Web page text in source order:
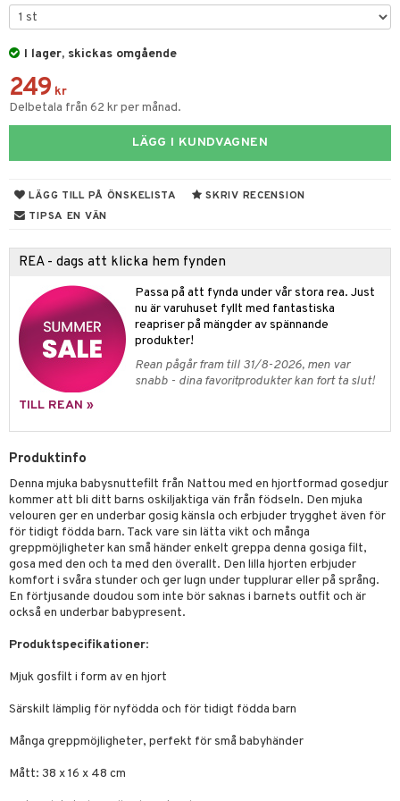
I lager, skickas omgående
249 kr
Delbetala från 62 kr per månad.
LÄGG I KUNDVAGNEN
LÄGG TILL PÅ ÖNSKELISTA
SKRIV RECENSION
TIPSA EN VÄN
REA - dags att klicka hem fynden
Passa på att fynda under vår stora rea. Just
nu är varuhuset fyllt med fantastiska
reapriser på mängder av spännande
produkter!
Rean pågår fram till 31/8-2026, men var
snabb - dina favoritprodukter kan fort ta slut!
TILL REAN »
Produktinfo
Denna mjuka babysnuttefilt från Nattou med en hjortformad gosedjur
kommer att bli ditt barns oskiljaktiga vän från födseln. Den mjuka
velouren ger en underbar gosig känsla och erbjuder trygghet även för
för tidigt födda barn. Tack vare sin lätta vikt och många
greppmöjligheter kan små händer enkelt greppa denna gosiga filt,
gosa med den och ta med den överallt. Den lilla hjorten erbjuder
komfort i svåra stunder och ger lugn under tupplurar eller på språng.
En förtjusande doudou som inte bör saknas i barnets outfit och är
också en underbar babypresent.
Produktspecifikationer:
Mjuk gosfilt i form av en hjort
Särskilt lämplig för nyfödda och för tidigt födda barn
Många greppmöjligheter, perfekt för små babyhänder
Mått: 38 x 16 x 48 cm
& Tillbehör
& Solhattar
& UV-kläder
& Strumpor
gå vagnar
Builder
Pet Shop
- Forntidsdjur
- Hästar
Wild Life
Zhu Pets
Born
Prinsessor
Dollhouse
Friends
Barn
Love
Stockholm
Hoppetossa
Villa Villerkulla
& Gungdjur
Åberg
Prinsessor
Gris
Potter
Kitty
Bluey
City
Classic
Creator
Disney
Disney Princess
DUPLO
Friends
Minecraft
Ninjago
& Köksredskap
leksaker
spel
bitar